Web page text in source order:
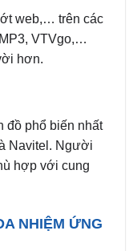
web,… trên các
VTVgo,…
hơn.
đồ phổ biến nhất
Navitel. Người
hợp với cung
NHIỆM ỨNG